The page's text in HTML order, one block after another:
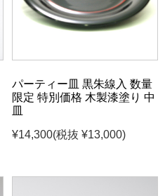
パーティー皿 黒朱線入 数量
限定 特別価格 木製漆塗り 中
皿
¥14,300(税抜 ¥13,000)